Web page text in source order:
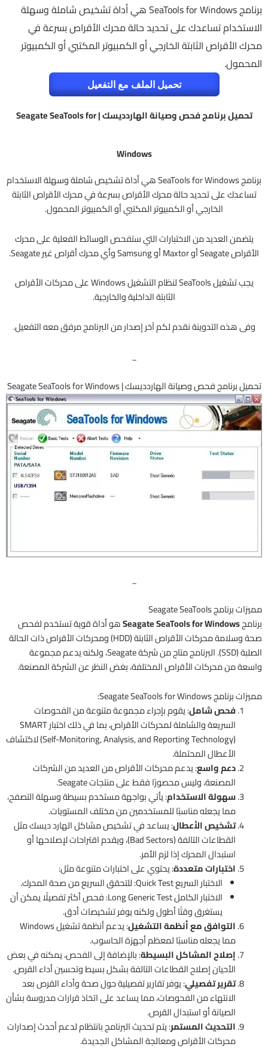
برنامج SeaTools for Windows هي أداة تشخيص شاملة وسهلة
الاستخدام تساعدك على تحديد حالة محرك الأقراص بسرعة في
محرك الأقراص الثابتة الخارجي أو الكمبيوتر المكتبي أو الكمبيوتر
المحمول.
تحميل الملف مع التفعيل
تحميل برنامج فحص وصيانة الهاردديسك | Seagate SeaTools for
Windows
برنامج SeaTools for Windows هي أداة تشخيص شاملة وسهلة الاستخدام
تساعدك على تحديد حالة محرك الأقراص بسرعة في محرك الأقراص الثابتة
الخارجي أو الكمبيوتر المكتبي أو الكمبيوتر المحمول.
يتضمن العديد من الاختبارات التي ستفحص الوسائط الفعلية على محرك
الأقراص Seagate أو Maxtor أو Samsung وأي محرك أقراص غير Seagate.
يجب تشغيل SeaTools لنظام التشغيل Windows على محركات الأقراص
الثابتة الداخلية والخارجية.
وفى هذه التدوينة نقدم لكم آخر إصدار من البرنامج مرفق معه التفعيل.
_
تحميل برنامج فحص وصيانة الهاردديسك | Seagate SeaTools for Windows
_
مميزات برنامج Seagate SeaTools
برنامجSeagate SeaTools for Windowsهو أداة قوية تستخدم لفحص
صحة وسلامة محركات الأقراص الثابتة (HDD) ومحركات الأقراص ذات الحالة
الصلبة (SSD). البرنامج متاح من شركة Seagate، ولكنه يدعم مجموعة
واسعة من محركات الأقراص المختلفة، بغض النظر عن الشركة المصنعة.
مميزات برنامج Seagate SeaTools for Windows:
فحص شامل: يقوم بإجراء مجموعة متنوعة من الفحوصات
السريعة والشاملة لمحركات الأقراص، بما في ذلك اختبار SMART
(Self-Monitoring, Analysis, and Reporting Technology) لاكتشاف
الأعطال المحتملة.
دعم واسع: يدعم محركات الأقراص من العديد من الشركات
المصنعة، وليس محصورًا فقط على منتجات Seagate.
سهولة الاستخدام: يأتي بواجهة مستخدم بسيطة وسهلة التصفح،
مما يجعله مناسبًا للمستخدمين من مختلف المستويات.
تشخيص الأعطال: يساعد في تشخيص مشاكل الهارد ديسك مثل
القطاعات التالفة (Bad Sectors)، ويقدم اقتراحات لإصلاحها أو
استبدال المحرك إذا لزم الأمر.
اختبارات متعددة: يحتوي على اختبارات متنوعة مثل:
الاختبار السريع Quick Test: للتحقق السريع من صحة المحرك.
الاختبار الكامل Long Generic Test: فحص أكثر تفصيلًا يمكن أن
يستغرق وقتًا أطول ولكنه يوفر تشخيصات أدق.
التوافق مع أنظمة التشغيل
: يدعم أنظمة تشغيل Windows
مما يجعله مناسبًا لمعظم أجهزة الحاسوب.
إصلاح المشاكل البسيطة: بالإضافة إلى الفحص، يمكنه في بعض
الأحيان إصلاح القطاعات التالفة بشكل بسيط وتحسين أداء القرص.
تقرير تفصيلي: يوفر تقارير تفصيلية حول صحة وأداء القرص بعد
الانتهاء من الفحوصات، مما يساعد على اتخاذ قرارات مدروسة بشأن
الصيانة أو استبدال القرص.
التحديث المستمر: يتم تحديث البرنامج بانتظام لدعم أحدث إصدارات
محركات الأقراص ومعالجة المشاكل الجديدة.